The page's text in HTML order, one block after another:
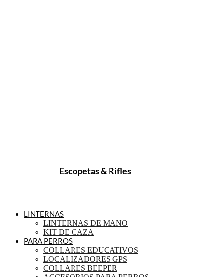
Escopetas & Rifles
LINTERNAS
LINTERNAS DE MANO
KIT DE CAZA
PARA PERROS
COLLARES EDUCATIVOS
LOCALIZADORES GPS
COLLARES BEEPER